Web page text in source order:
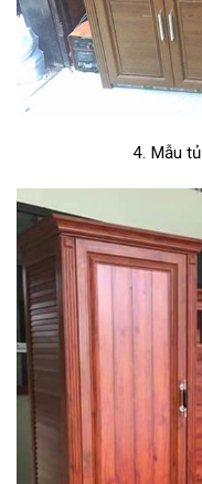
4. Mẫu